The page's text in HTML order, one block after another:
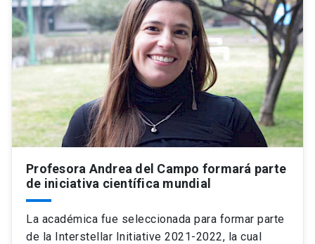
Profesora Andrea del Campo formará parte
de iniciativa científica mundial
La académica fue seleccionada para formar parte
de la Interstellar Initiative 2021-2022, la cual